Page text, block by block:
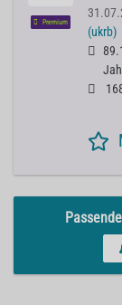
Premium
(ukrb)